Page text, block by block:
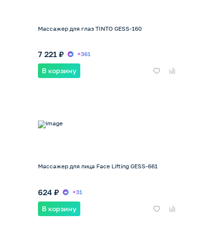
Массажер для глаз TINTO GESS-160
7 221 ₽ +361
В корзину
Массажер для лица Face Lifting GESS-661
624 ₽ +31
В корзину